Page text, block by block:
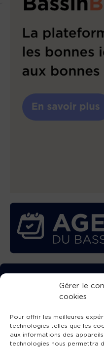
Gérer le
cookies
Pour offrir les meilleures
technologies telles que les
aux informations des
technologies nous permettra